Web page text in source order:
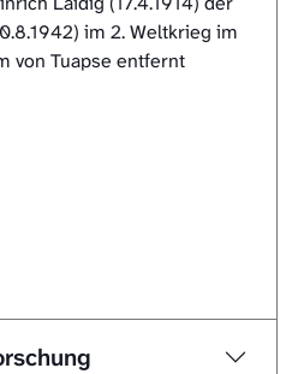
im 2. Weltkrieg im
von Tuapse entfernt